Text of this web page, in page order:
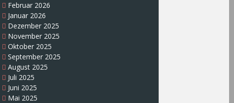
Februar 2026
Januar 2026
Dezember 2025
November 2025
Oktober 2025
September 2025
August 2025
Juli 2025
Juni 2025
Mai 2025